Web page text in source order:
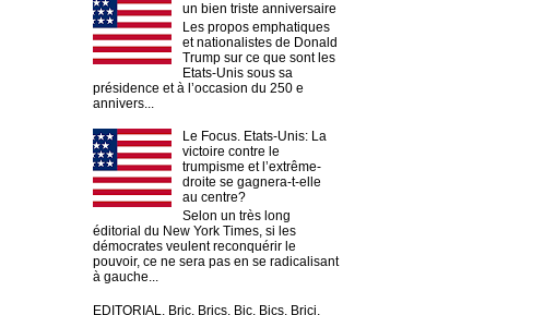
un bien triste anniversaire
Les propos emphatiques
et nationalistes de Donald
Trump sur ce que sont les
Etats-Unis sous sa
présidence et à l’occasion du 250 e
annivers...
Le Focus. Etats-Unis: La
victoire contre le
trumpisme et l’extrême-
droite se gagnera-t-elle
au centre?
Selon un très long
éditorial du New York Times, si les
démocrates veulent reconquérir le
pouvoir, ce ne sera pas en se radicalisant
à gauche...
EDITORIAL. Bric, Brics, Bic, Bics, Brici,